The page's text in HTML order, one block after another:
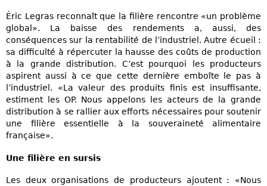
Éric Legras reconnaît que la filière rencontre «un problème
global». La baisse des rendements a, aussi, des
conséquences sur la rentabilité de l’industriel. Autre écueil :
sa difficulté à répercuter la hausse des coûts de production
à la grande distribution. C’est pourquoi les producteurs
aspirent aussi à ce que cette dernière emboîte le pas à
l’industriel. «La valeur des produits finis est insuffisante,
estiment les OP. Nous appelons les acteurs de la grande
distribution à se rallier aux efforts nécessaires pour soutenir
une filière essentielle à la souveraineté alimentaire
française».
Une filière en sursis
Les deux organisations de producteurs ajoutent : «Nous